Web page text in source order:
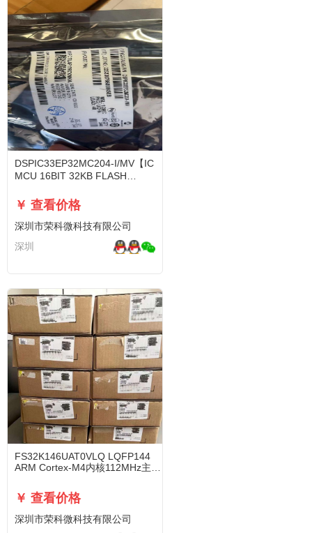
DSPIC33EP32MC204-I/MV【IC
MCU 16BIT 32KB FLASH
￥ 查看价格
深圳市荣科微科技有限公司
深圳
FS32K146UAT0VLQ LQFP144
ARM Cortex-M4内核112MHz主频
￥ 查看价格
深圳市荣科微科技有限公司